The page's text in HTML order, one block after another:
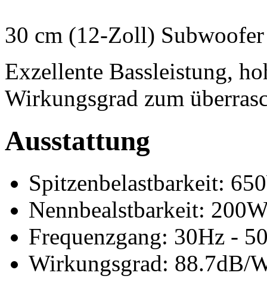
30 cm (12-Zoll)
Exzellente Bassleistung,
Wirkungsgrad zum
Ausstattung
Spitzenbelastbarkeit:
Nennbealstbarkeit:
Frequenzgang: 30Hz -
Wirkungsgrad: 88.7dB/